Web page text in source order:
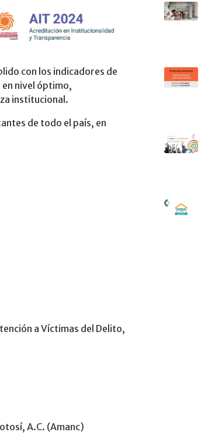
con los indicadores de
en nivel óptimo,
institucional.
de todo el país, en
a Víctimas del Delito,
A.C. (Amanc)